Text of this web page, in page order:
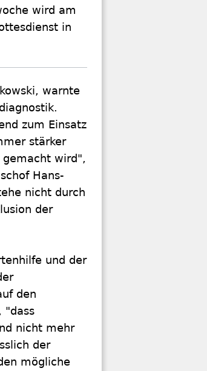
wird am
in
warnte
zum Einsatz
stärker
wird",
Hans-
nicht durch
der
und der
den
"dass
nicht mehr
der
mögliche